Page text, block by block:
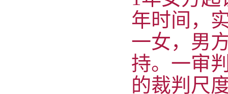
年时间，
一女，男
持。一审
的裁判尺